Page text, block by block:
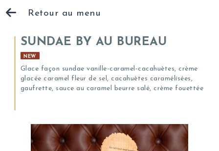
Retour au menu
SUNDAE BY AU BUREAU
NEW
Glace façon sundae vanille-caramel-cacahuètes, crème
glacée caramel fleur de sel, cacahuètes caramélisées,
gaufrette, sauce au caramel beurre salé, crème fouettée